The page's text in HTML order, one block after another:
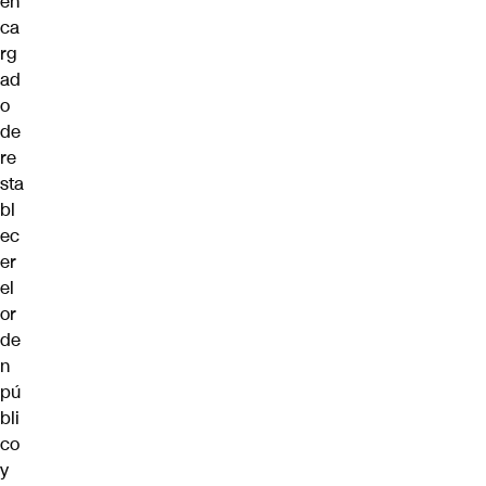
ca
rg
ad
o
de
re
sta
bl
ec
er
el
or
de
n
pú
bli
co
y